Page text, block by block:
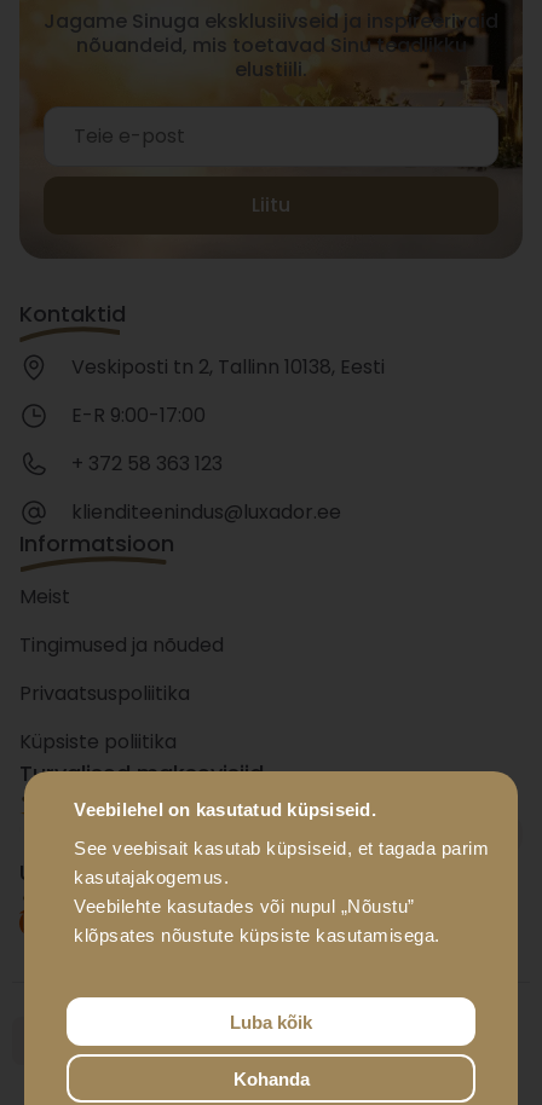
Veebilehel on kasutatud küpsiseid.
See veebisait kasutab küpsiseid, et tagada parim
kasutajakogemus.
Veebilehte kasutades või nupul „Nõustu”
klõpsates nõustute küpsiste kasutamisega.
Luba kõik
Kohanda
Jagame Sinuga eksklusiivseid ja inspireerivaid
nõuandeid, mis toetavad Sinu teadlikku
elustiili.
Liitu
Kontaktid
Veskiposti tn 2, Tallinn 10138, Eesti
E-R 9:00-17:00
+ 372 58 363 123
klienditeenindus@luxador.ee
Informatsioon
Meist
Tingimused ja nõuded
Privaatsuspoliitika
Küpsiste poliitika
Turvalised maksevisiid
panka
Usaldusväärsed tarnevisiid
© Luxador Eesti OÜ, 2026